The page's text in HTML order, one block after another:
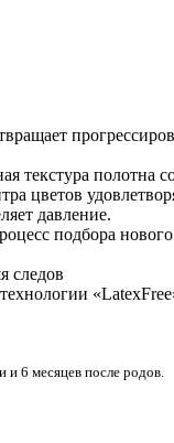
текстура полотна
цветов
давление.
подбора
следов
и 6 месяцев после родов.